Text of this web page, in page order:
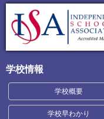
学校情報
学校概要
学校早わかり